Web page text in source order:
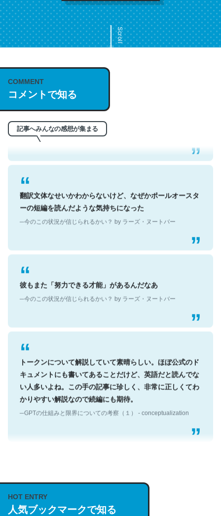
Scroll
COMMENT
コメントで知る
記事へみんなの感想が集まる
これは名文。彼はとてもクレバーなんだろうなと凄く思
う。英語少しでも読める人は原文もお勧め。自分はこの流
─今のこの状況が信じられるかい？ by ラーズ・ヌートバー
翻訳文体なせいかわからないけど、なぜかポールオースタ
ーの短編を読んだような気持ちになった
─今のこの状況が信じられるかい？ by ラーズ・ヌートバー
彼もまた「努力できる才能」があるんだなあ
─今のこの状況が信じられるかい？ by ラーズ・ヌートバー
トークンについて解説していて素晴らしい。ほぼ公式のド
キュメントにも書いてあることだけど、英語だと読んでな
い人多いよね。この手の記事に珍しく、非常に正しくてわ
かりやすい解説なので続編にも期待。
─GPTの仕組みと限界についての考察（１） - conceptualization
説してる記事が少ないので貴重な良記事。/続編来た
https://isobe324649.hatenablog.com/entry/2023/03/27
/064121
HOT ENTRY
人気ブックマークで知る